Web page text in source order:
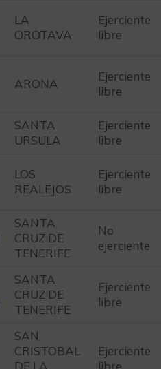
LA
OROTAVA
Ejerciente
libre
ARONA
Ejerciente
libre
SANTA
URSULA
Ejerciente
libre
LOS
REALEJOS
Ejerciente
libre
SANTA
CRUZ DE
TENERIFE
No
ejerciente
SANTA
CRUZ DE
TENERIFE
Ejerciente
libre
SAN
CRISTOBAL
DE LA
Ejerciente
libre